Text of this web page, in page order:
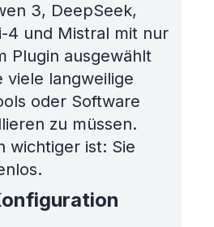
3, DeepSeek,
4 und Mistral mit nur
Plugin ausgewählt
viele langweilige
oder Software
zu müssen.
wichtiger ist: Sie